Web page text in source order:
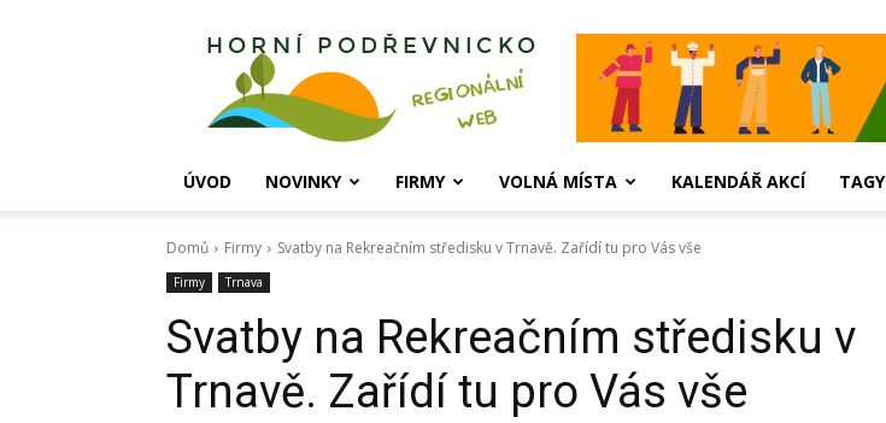
Horní
ÚVOD NOVINKY FIRMY VOLNÁ MÍSTA KALENDÁŘ AKCÍ TAGY
Domů Firmy Svatby na Rekreačním středisku v Trnavě. Zařídí tu pro Vás vše
Firmy Trnava
Svatby na Rekreačním středisku v
Trnavě. Zařídí tu pro Vás vše